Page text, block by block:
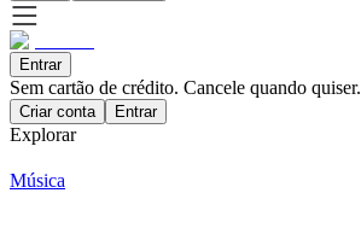
Entrar
Sem cartão de crédito. Cancele quando quiser.
Criar conta Entrar
Explorar
Música